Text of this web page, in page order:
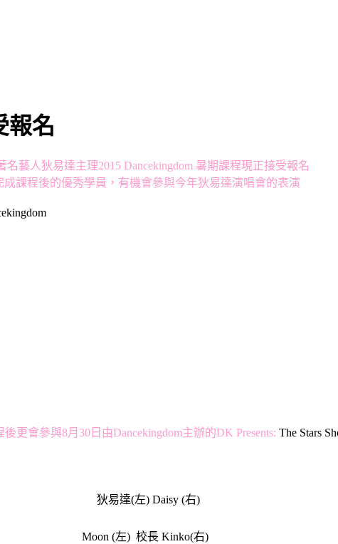
報名
名藝人狄易達主理2015 Dancekingdom 暑期課程現正接受報名
成課程後的優秀學員，有機會參與今年狄易達演唱會的表演
後更會參與8月30日由Dancekingdom主辦的DK Presents: The Stars
狄易達(左) Daisy (右)
Moon (左) 校長 Kinko(右)